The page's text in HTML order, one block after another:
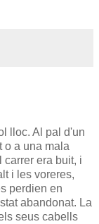
lloc. Al pal d'un
o a una mala
carrer era buit, i
i les voreres,
perdien en
abandonat. La
seus cabells